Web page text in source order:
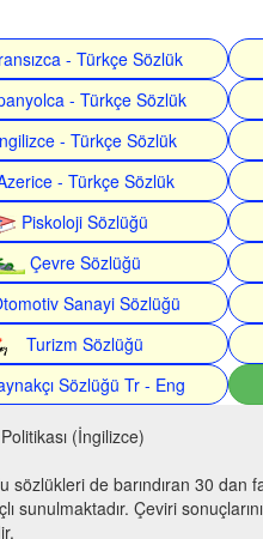
- Türkçe Sözlük
- Türkçe Sözlük
- Türkçe Sözlük
- Türkçe Sözlük
Piskoloji Sözlüğü
Çevre Sözlüğü
Sanayi Sözlüğü
Turizm Sözlüğü
Sözlüğü Tr - Eng
(İngilizce)
de barındıran 30 dan
Çeviri